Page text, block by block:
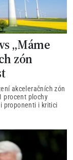
„Máme
zón
akceleračních zón
procent plochy
proponenti i kritici